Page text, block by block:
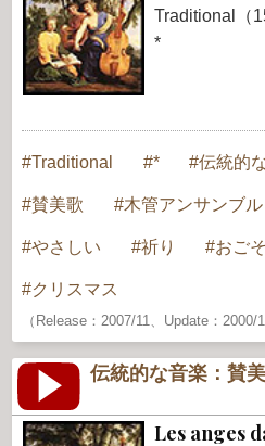
Traditional（
*
Traditional * 伝統的
賛美歌 木管アンサンブル
やさしい 祈り おご
クリスマス
（Release：2007/11、Update：2000/
伝統的な音楽：賛
Les anges